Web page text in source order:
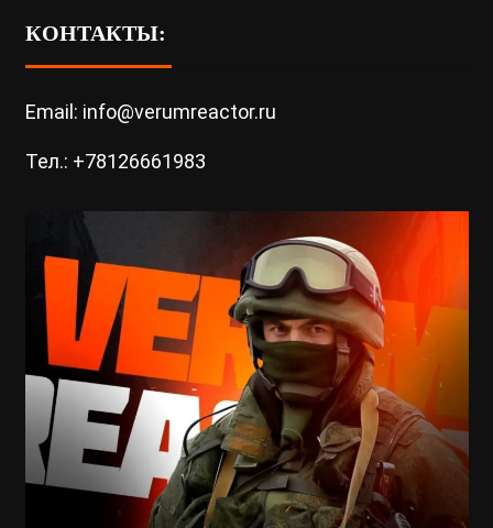
КОНТАКТЫ:
Email: info@verumreactor.ru
Тел.: +78126661983